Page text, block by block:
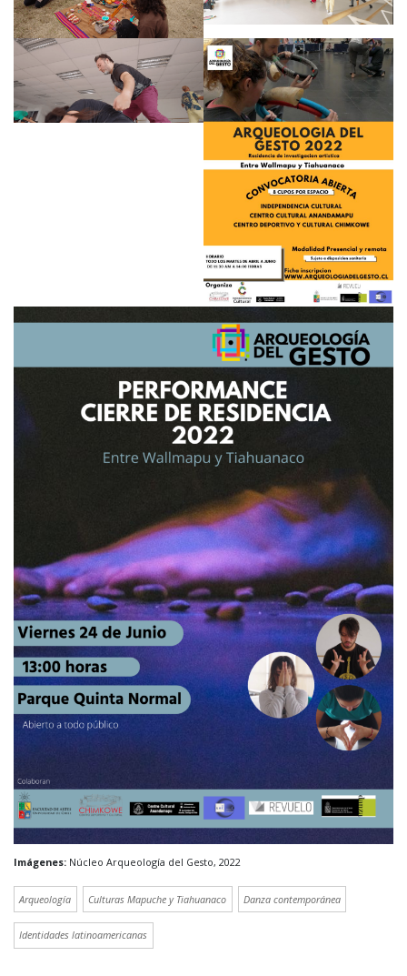
Imágenes: Núcleo Arqueología del Gesto, 2022
Arqueología Culturas Mapuche y Tiahuanaco Danza contemporánea
Identidades latinoamericanas